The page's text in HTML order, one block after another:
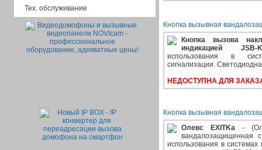
Тех. обслуживание
Кнопка вызывная
Кнопка вызова
индикацией
использования в
сигнализации.
НЕДОСТУПНА ДЛЯ
Кнопка вызывная
Олевс EXITKa-
вандалозащищенная
использования в системах